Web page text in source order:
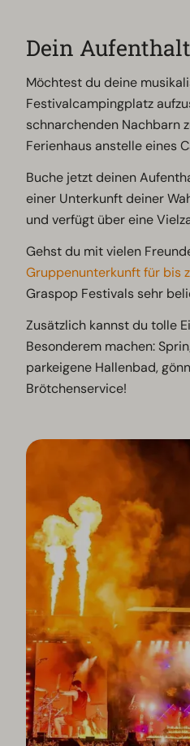
Dein
Möchtest du deine
Festivalcampingplatz
schnarchenden Nachbarn
Ferienhaus anstelle eines
Buche jetzt deinen
einer Unterkunft deiner
und verfügt über eine
Gehst du mit vielen
Gruppenunterkunft für bis
Graspop Festivals sehr
Zusätzlich kannst du tolle
Besonderem machen:
parkeigene Hallenbad,
Brötchenservice!